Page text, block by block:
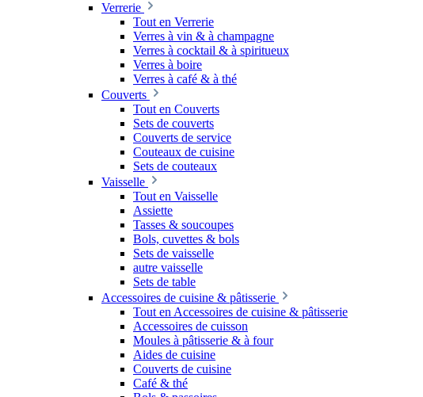
Verrerie
Tout en Verrerie
Verres à vin & à champagne
Verres à cocktail & à spiritueux
Verres à boire
Verres à café & à thé
Couverts
Tout en Couverts
Sets de couverts
Couverts de service
Couteaux de cuisine
Sets de couteaux
Vaisselle
Tout en Vaisselle
Assiette
Tasses & soucoupes
Bols, cuvettes & bols
Sets de vaisselle
autre vaisselle
Sets de table
Accessoires de cuisine & pâtisserie
Tout en Accessoires de cuisine & pâtisserie
Accessoires de cuisson
Moules à pâtisserie & à four
Aides de cuisine
Couverts de cuisine
Café & thé